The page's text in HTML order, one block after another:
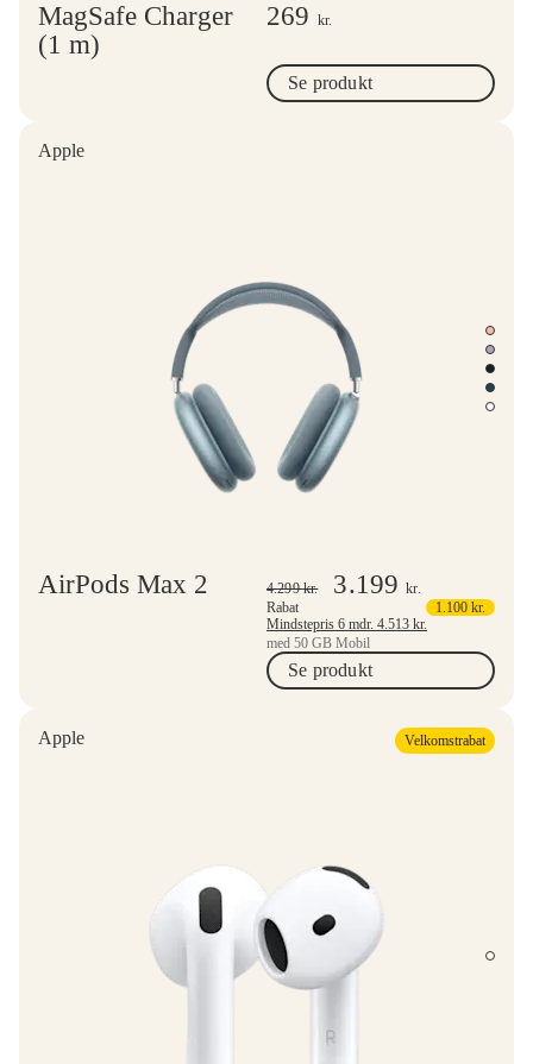
MagSafe Charger
(1 m)
269 kr.
Se produkt
Apple
AirPods Max 2 4.299kr. 3.199kr.
Rabat
1.100 kr.
Mindstepris 6 mdr. 4.513 kr.
med 50 GB Mobil
Se produkt
Apple Velkomstrabat